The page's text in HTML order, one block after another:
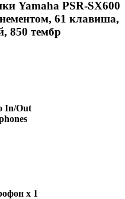
Yamaha PSR-SX600
61 клавиша,
850 тембр
In/Out
x 1